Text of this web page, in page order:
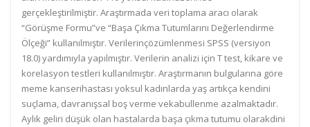
gerçekleştirilmiştir. Araştırmada veri toplama aracı olarak
“Görüşme Formu”ve “Başa Çıkma Tutumlarını Değerlendirme
Ölçeği” kullanılmıştır. Verilerinçözümlenmesi SPSS (versiyon
18.0) yardımıyla yapılmıştır. Verilerin analizi için T test, kikare ve
korelasyon testleri kullanılmıştır. Araştırmanın bulgularına göre
meme kanserihastası yoksul kadınlarda yaş artıkça kendini
suçlama, davranışsal boş verme vekabullenme azalmaktadır.
Aylık geliri düşük olan hastalarda başa çıkma tutumu olarakdini